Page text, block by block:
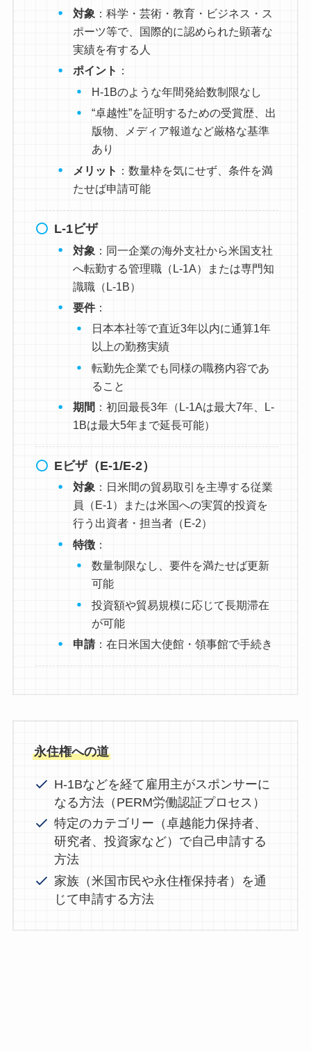
対象 ：科学・芸術・教育・ビジネス・ス
ポーツ等で、国際的に認められた顕著な
実績を有する人
ポイント ：
H-1Bのような年間発給数制限なし
“卓越性”を証明するための受賞歴、出
版物、メディア報道など厳格な基準
あり
メリット ：数量枠を気にせず、条件を満
たせば申請可能
L-1ビザ
対象 ：同一企業の海外支社から米国支社
へ転勤する管理職（L-1A）または専門知
識職（L-1B）
要件：
日本本社等で直近3年以内に通算1年
以上の勤務実績
転勤先企業でも同様の職務内容であ
ること
期間 ：初回最長3年（L-1Aは最大7年、L-
1Bは最大5年まで延長可能）
Eビザ（E-1/E-2）
対象 ：日米間の貿易取引を主導する従業
員（E-1）または米国への実質的投資を
行う出資者・担当者（E-2）
特徴 ：
数量制限なし、要件を満たせば更新
可能
投資額や貿易規模に応じて長期滞在
が可能
申請：在日米国大使館・領事館で手続き
永住権への道
H-1Bなどを経て雇用主がスポンサーに
なる方法（PERM労働認証プロセス）
特定のカテゴリー（卓越能力保持者、
研究者、投資家など）で自己申請する
方法
家族（米国市民や永住権保持者）を通
じて申請する方法